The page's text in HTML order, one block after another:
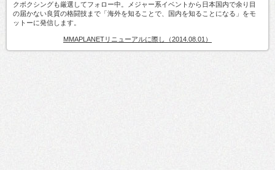
クボクシングも厳選してフォロー中。メジャー系イベントから日本国内で余り目
の届かない良質の格闘技まで「海外を知ることで、国内を知ることになる」をモ
ットーに発信します。
MMAPLANETリニューアルに際し（2014.08.01）